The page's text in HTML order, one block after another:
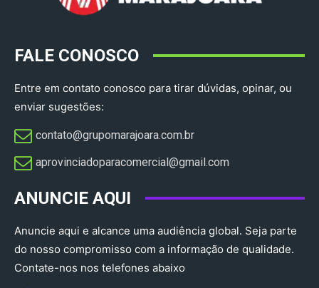
FALE CONOSCO
Entre em contato conosco para tirar dúvidas, opinar, ou
enviar sugestões:
contato@grupomarajoara.com.br
aprovinciadoparacomercial@gmail.com​
ANUNCIE AQUI
Anuncie aqui e alcance uma audiência global. Seja parte
do nosso compromisso com a informação de qualidade.
Contate-nos nos telefones abaixo